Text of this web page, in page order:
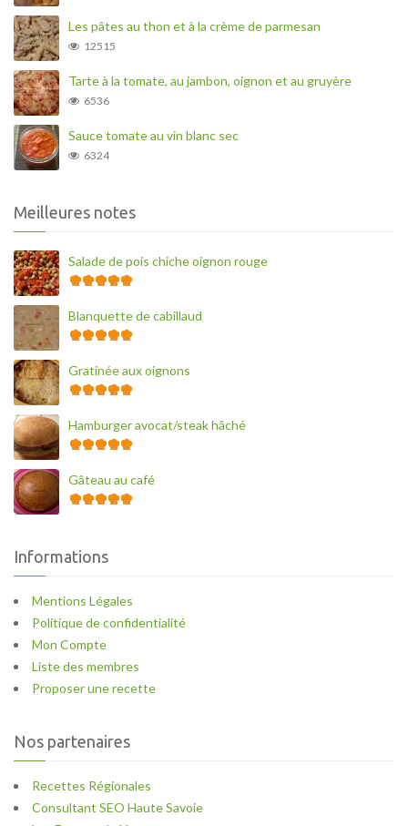
Les pâtes au thon et à la crème de parmesan
12515
Tarte à la tomate, au jambon, oignon et au gruyère
6536
Sauce tomate au vin blanc sec
6324
Meilleures notes
Salade de pois chiche oignon rouge
Blanquette de cabillaud
Gratinée aux oignons
Hamburger avocat/steak hâché
Gâteau au café
Informations
Mentions Légales
Politique de confidentialité
Mon Compte
Liste des membres
Proposer une recette
Nos partenaires
Recettes Régionales
Consultant SEO Haute Savoie